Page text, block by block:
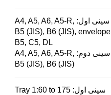
سینی اول: A4, A5, A6, A5-R,
B5 (JIS), B6 (JIS), envelope
B5, C5, DL
سینی دوم: A4, A5, A6, A5-R,
B5 (JIS), B6 (JIS)
سینی اول: Tray 1:60 to 175